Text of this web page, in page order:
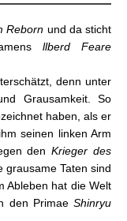
Reborn und da sticht
llberd Feare
denn unter
Grausamkeit. So
haben, als er
seinen linken Arm
den Krieger des
grausame Taten sind
Ableben hat die Welt
den Primae Shinryu